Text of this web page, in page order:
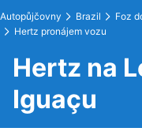
Autopůjčovny Brazil Foz
Hertz pronájem vozu
Hertz na
Iguaçu